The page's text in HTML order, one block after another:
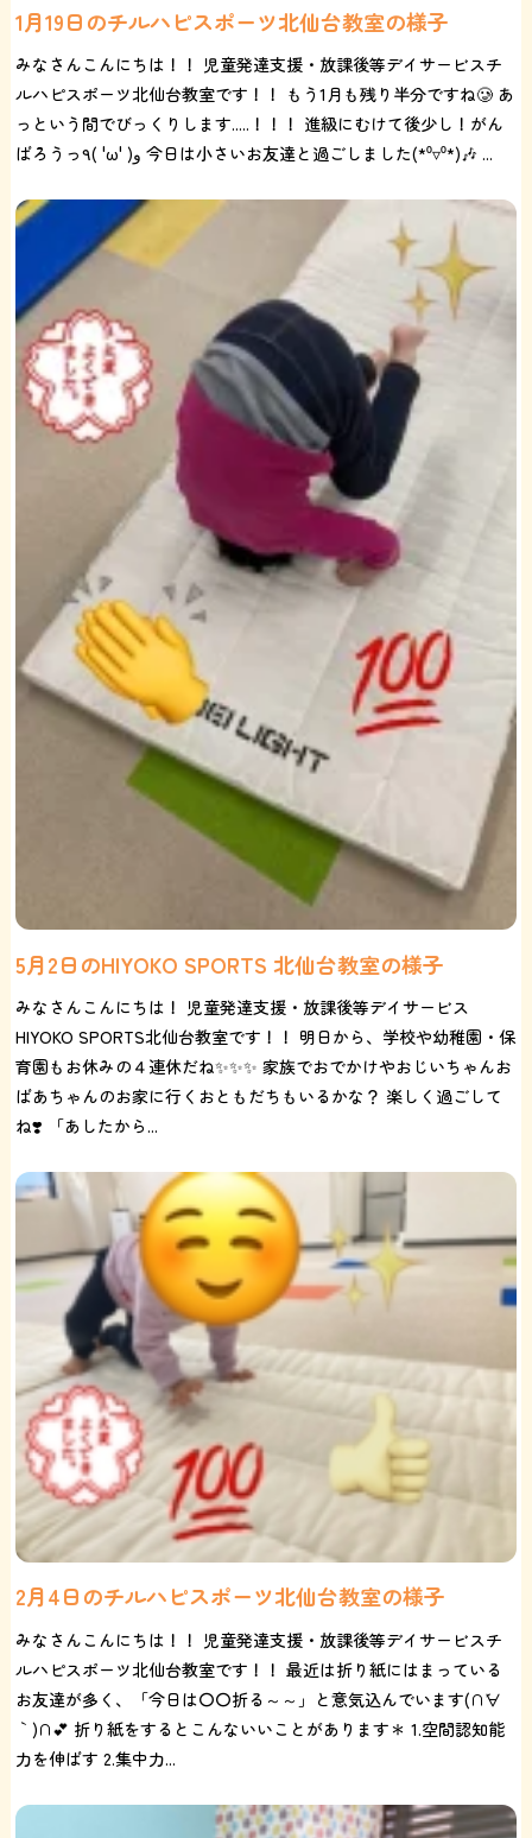
1月19日のチルハピスポーツ北仙台教室の様子
みなさんこんにちは！！ 児童発達支援・放課後等デイサービスチ
ルハピスポーツ北仙台教室です！！ もう1月も残り半分ですね🥲 あ
っという間でびっくりします.....！！！ 進級にむけて後少し！がん
ばろうっ٩( 'ω' )و 今日は小さいお友達と過ごしました(*⁰▿⁰*)🎶 ...
5月2日のHIYOKO SPORTS 北仙台教室の様子
みなさんこんにちは！ 児童発達支援・放課後等デイサービス
HIYOKO SPORTS北仙台教室です！！ 明日から、学校や幼稚園・保
育園もお休みの４連休だね✨✨✨ 家族でおでかけやおじいちゃんお
ばあちゃんのお家に行くおともだちもいるかな？ 楽しく過ごして
ね❣️ 「あしたから...
2月4日のチルハピスポーツ北仙台教室の様子
みなさんこんにちは！！ 児童発達支援・放課後等デイサービスチ
ルハピスポーツ北仙台教室です！！ 最近は折り紙にはまっている
お友達が多く、「今日は〇〇折る～～」と意気込んでいます(∩´∀
｀)∩💕 折り紙をするとこんないいことがあります＊ 1.空間認知能
力を伸ばす 2.集中力...